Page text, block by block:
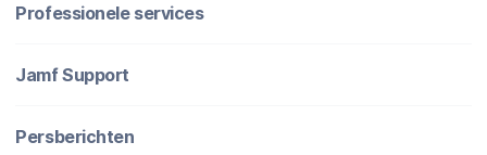
Professionele services
Jamf Support
Persberichten